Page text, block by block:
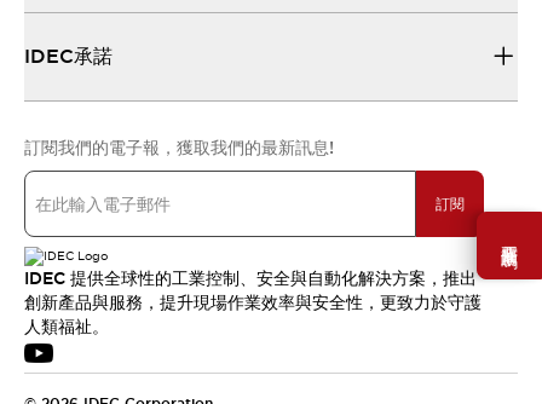
需要幫助嗎？
IDEC承諾
訂閱我們的電子報，獲取我們的最新訊息!
訂閱
IDEC 提供全球性的工業控制、安全與自動化解決方案，推出
創新產品與服務，提升現場作業效率與安全性，更致力於守護
人類福祉。